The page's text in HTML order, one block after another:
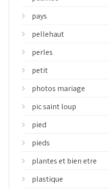
pays
pellehaut
perles
petit
photos mariage
pic saint loup
pied
pieds
plantes et bien etre
plastique